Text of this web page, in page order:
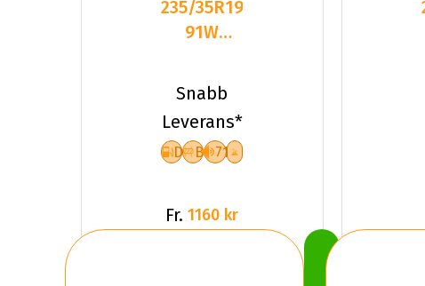
235/35R19
91W
BLAZER
ALPINE
Snabb
Leverans*
D B 71
Fr. 1160 kr